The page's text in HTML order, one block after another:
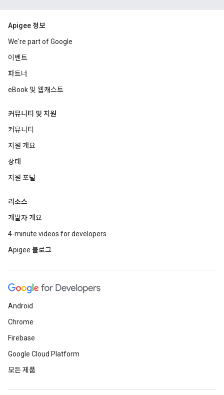
Apigee 정보
We're part of Google
이벤트
파트너
eBook 및 웹캐스트
커뮤니티 및 지원
커뮤니티
지원 개요
상태
지원 포털
리소스
개발자 개요
4-minute videos for developers
Apigee 블로그
Android
Chrome
Firebase
Google Cloud Platform
모든 제품